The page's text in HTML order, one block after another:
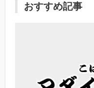
おすすめ記事